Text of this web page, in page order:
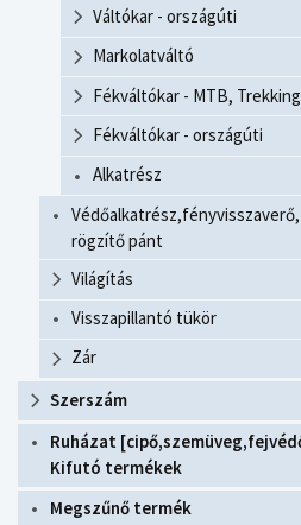
Váltókar - országúti
Markolatváltó
Fékváltókar - MTB, Trekking
Fékváltókar - országúti
Alkatrész
Védőalkatrész,fényvisszaverő,
rögzítő pánt
Világítás
Visszapillantó tükör
Zár
Szerszám
Ruházat
Kifutó termékek
Megszűnő termék